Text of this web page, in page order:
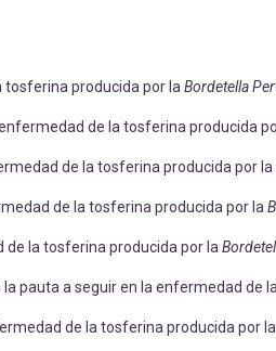
tosferina producida por la Bordetella
de la tosferina producida
de la tosferina producida por la
de la tosferina producida por la
de la tosferina producida por la
pauta a seguir en la enfermedad de
de la tosferina producida por la